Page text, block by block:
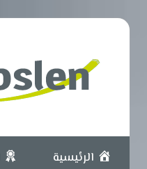
Skip
content
الوظائف
المعتمدة
الرئيسية